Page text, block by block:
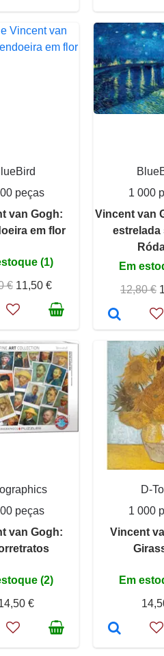
peças
van Gogh:
em flor
(1)
€ 11,50 €
1 000
Vincent van
estrelada
Em
12,80 €
peças
van Gogh:
(2)
€
D-
1 000
Vincent
Em